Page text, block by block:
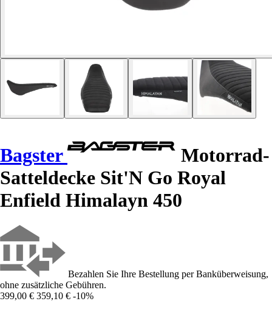
Bagster
Motorrad-
Satteldecke Sit'N Go Royal
Enfield Himalayn 450
Bezahlen Sie Ihre Bestellung per Banküberweisung,
ohne zusätzliche Gebühren.
399,00 € 359,10 € -10%